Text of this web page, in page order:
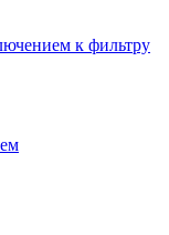
к фильтру